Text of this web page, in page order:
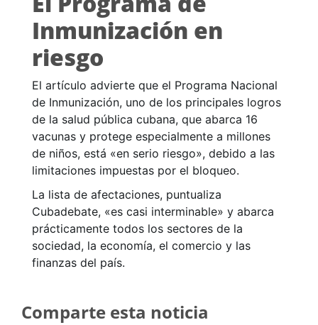
Inmunización en
riesgo
El artículo advierte que el Programa Nacional
de Inmunización, uno de los principales logros
de la salud pública cubana, que abarca 16
vacunas y protege especialmente a millones
de niños, está «en serio riesgo», debido a las
limitaciones impuestas por el bloqueo.
La lista de afectaciones, puntualiza
Cubadebate, «es casi interminable» y abarca
prácticamente todos los sectores de la
sociedad, la economía, el comercio y las
finanzas del país.
Comparte esta noticia